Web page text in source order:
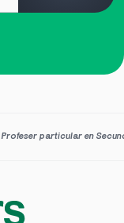
Profeser particular en